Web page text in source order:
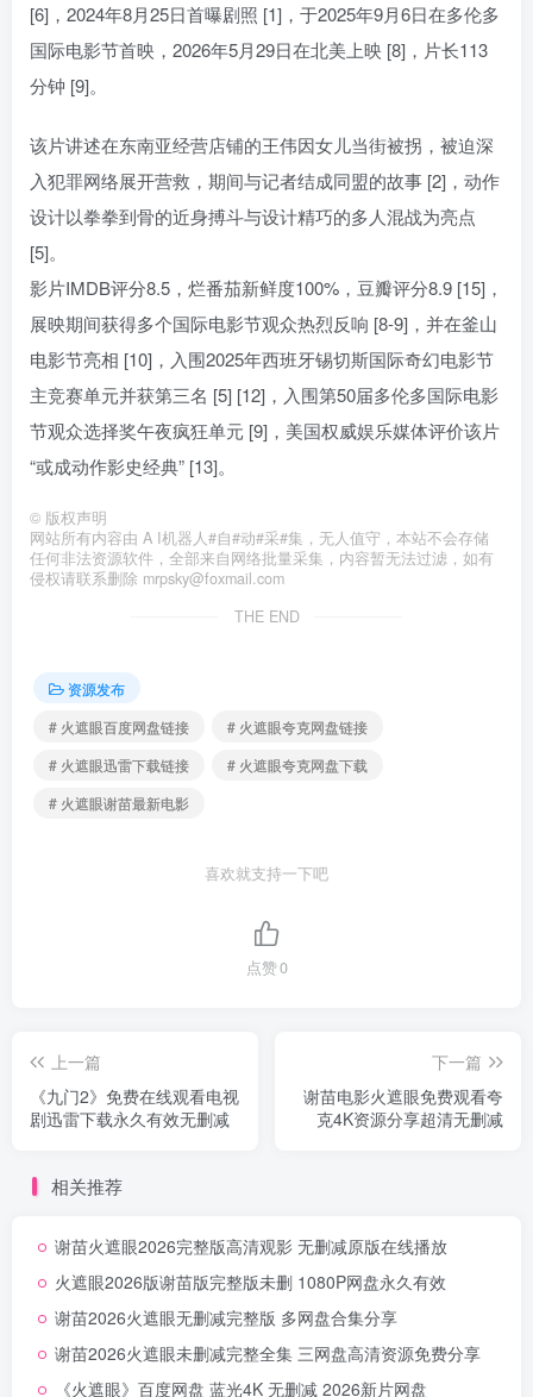
[6]，2024年8月25日首曝剧照 [1]，于2025年9月6日在多伦多
国际电影节首映，2026年5月29日在北美上映 [8]，片长113
分钟 [9]。
该片讲述在东南亚经营店铺的王伟因女儿当街被拐，被迫深
入犯罪网络展开营救，期间与记者结成同盟的故事 [2]，动作
设计以拳拳到骨的近身搏斗与设计精巧的多人混战为亮点
[5]。
影片IMDB评分8.5，烂番茄新鲜度100%，豆瓣评分8.9 [15]，
展映期间获得多个国际电影节观众热烈反响 [8-9]，并在釜山
电影节亮相 [10]，入围2025年西班牙锡切斯国际奇幻电影节
主竞赛单元并获第三名 [5] [12]，入围第50届多伦多国际电影
节观众选择奖午夜疯狂单元 [9]，美国权威娱乐媒体评价该片
“或成动作影史经典” [13]。
© 版权声明
网站所有内容由 A I机器人#自#动#采#集，无人值守，本站不会存储
任何非法资源软件，全部来自网络批量采集，内容暂无法过滤，如有
侵权请联系删除 mrpsky@foxmail.com
THE END
资源发布
# 火遮眼百度网盘链接
# 火遮眼夸克网盘链接
# 火遮眼迅雷下载链接
# 火遮眼夸克网盘下载
# 火遮眼谢苗最新电影
喜欢就支持一下吧
点赞0
上一篇
《九门2》免费在线观看电视
剧迅雷下载永久有效无删减
下一篇
谢苗电影火遮眼免费观看夸
克4K资源分享超清无删减
相关推荐
谢苗火遮眼2026完整版高清观影 无删减原版在线播放
火遮眼2026版谢苗版完整版未删 1080P网盘永久有效
谢苗2026火遮眼无删减完整版 多网盘合集分享
谢苗2026火遮眼未删减完整全集 三网盘高清资源免费分享
《火遮眼》百度网盘 蓝光4K 无删减 2026新片网盘